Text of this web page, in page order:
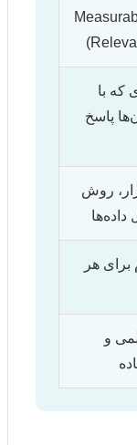
که با
پاسخ
روش
داده‌ها
برای هر
و